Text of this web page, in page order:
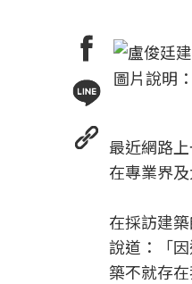
圖片說明
最近網路
在專業界
在採訪建
說道：「
築不就存